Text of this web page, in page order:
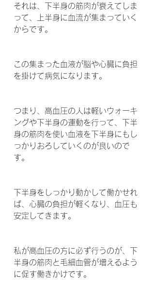
それは、下半身の筋肉が衰えてしま
って、上半身に血流が集まっていく
からです。
この集まった血液が脳や心臓に負担
を掛けて病気になります。
つまり、高血圧の人は軽いウォーキ
ングや下半身の運動を行って、下半
身の筋肉を使い血液を下半身にもし
っかりおろしていくのが良いので
す。
下半身をしっかり動かして働かせれ
ば、心臓の負担が軽くなり、血圧も
安定してきます。
私が高血圧の方に必ず行うのが、下
半身の筋肉と毛細血管が増えるよう
に促す働きかけです。